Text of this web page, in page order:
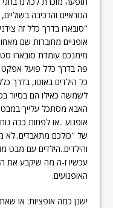
הנוראיים והרכיבה
"סובארו בדרך כלל זה
אופניים מחוברות שם
מימנכם עומדת סובארו
פה בדרך כלל פועל אפקט
כל הילדים באוטו, בדרך
לשמשה כאילו הם בסיור
האבא מסתכל עלייך במבט
אופנוע ..או לפחות ככה
של "כולכם
והילדים..הילדים עם מבט
עכשיו ז-ה מה שיקבע את
האופנועים.
ישנן כמה אופציות: או